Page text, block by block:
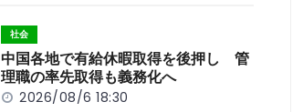
社会
中国各地で有給休暇取得を後押し 管
理職の率先取得も義務化へ
2026/08/6 18:30